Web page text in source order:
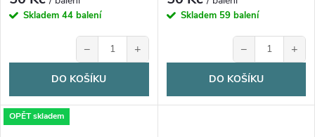
Skladem 44 balení
− +
DO KOŠÍKU
Skladem 59 balení
− +
DO KOŠÍKU
OPĚT skladem